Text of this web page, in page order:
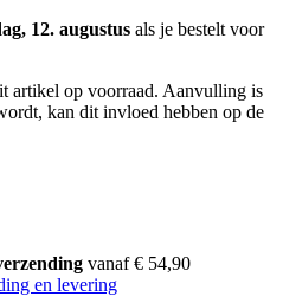
12. augustus als je bestelt voor
artikel op voorraad. Aanvulling is
kan dit invloed hebben op de
vanaf € 54,90
en levering